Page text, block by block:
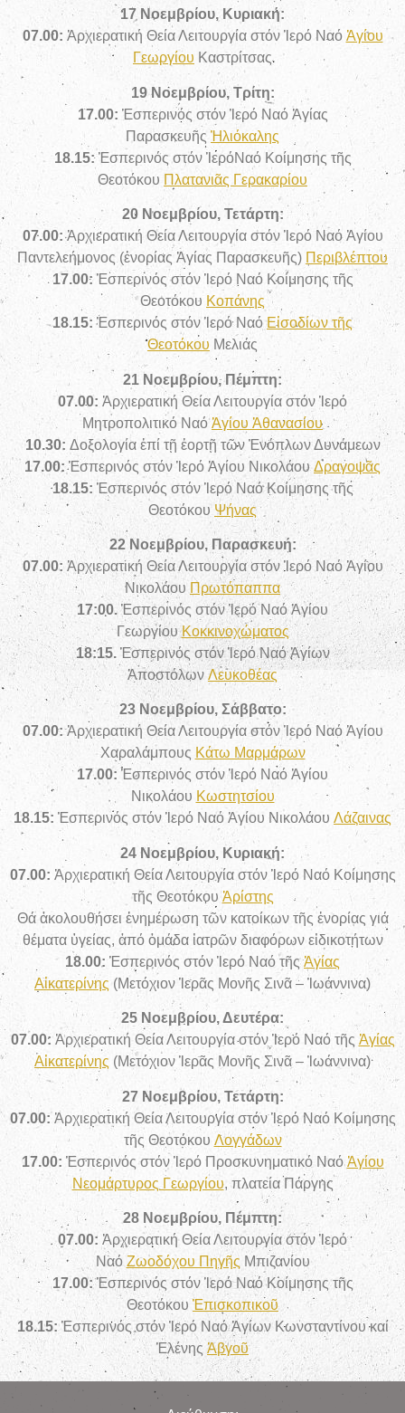
17 Νοεμβρίου, Κυριακή:
07.00: Ἀρχιερατική Θεία Λειτουργία στόν Ἱερό Ναό Ἁγίου
Γεωργίου Καστρίτσας
19 Νοεμβρίου, Τρίτη:
17.00: Ἑσπερινός στόν Ἱερό Ναό Ἁγίας
Παρασκευῆς Ἠλιόκαλης
18.15:Ἑσπερινός στόν ἹερόΝαό Κοίμησης τῆς
Θεοτόκου Πλατανιᾶς Γερακαρίου
20 Νοεμβρίου, Τετάρτη:
07.00:Ἀρχιερατική Θεία Λειτουργία στόν Ἱερό Ναό Ἁγίου
Παντελεήμονος (ἐνορίας Ἁγίας Παρασκευῆς) Περιβλέπτου
17.00: Ἑσπερινός στόν Ἱερό Ναό Κοίμησης τῆς
Θεοτόκου Κοπάνης
18.15:Ἑσπερινός στόν Ἱερό ΝαόΕἰσοδίων τῆς
Θεοτόκου Μελιάς
21 Νοεμβρίου, Πέμπτη:
07.00: Ἀρχιερατική Θεία Λειτουργία στόν Ἱερό
Μητροπολιτικό ΝαόἉγίου Ἀθανασίου
10.30: Δοξολογία ἐπί τῇ ἑορτῇ τῶν Ἐνόπλων Δυνάμεων
17.00:Ἑσπερινός στόν Ἱερό Ἁγίου ΝικολάουΔραγοψᾶς
18.15: Ἑσπερινός στόν Ἱερό Ναό Κοίμησης τῆς
Θεοτόκου Ψήνας
22 Νοεμβρίου, Παρασκευή:
07.00: Ἀρχιερατική Θεία Λειτουργία στόν Ἱερό Ναό Ἁγίου
Νικολάου Πρωτόπαππα
17:00. Ἑσπερινός στόν Ἱερό Ναό Ἁγίου
ΓεωργίουΚοκκινοχώματος
18:15. Ἑσπερινός στόν Ἱερό Ναό Ἁγίων
ἈποστόλωνΛευκοθέας
23 Νοεμβρίου, Σάββατο:
07.00:Ἀρχιερατική Θεία Λειτουργία στόν Ἱερό Ναό Ἁγίου
Χαραλάμπους Κάτω Μαρμάρων
17.00: Ἑσπερινός στόν Ἱερό Ναό Ἁγίου
Νικολάου Κωστητσίου
18.15: Ἑσπερινός στόν Ἱερό Ναό Ἁγίου Νικολάου Λάζαινας
24 Νοεμβρίου, Κυριακή:
07.00: Ἀρχιερατική Θεία Λειτουργία στόν Ἱερό Ναό Κοίμησης
τῆς Θεοτόκου Ἀρίστης
Θά ἀκολουθήσει ἐνημέρωση τῶν κατοίκων τῆς ἐνορίας γιά
θέματα ὑγείας, ἀπό ὁμάδα ἰατρῶν διαφόρων εἰδικοτήτων
18.00: Ἑσπερινός στόν Ἱερό Ναό τῆςἉγίας
Αἰκατερίνης (Μετόχιον Ἱερᾶς Μονῆς Σινᾶ – Ἰωάννινα)
25 Νοεμβρίου, Δευτέρα:
07.00: Ἀρχιερατική Θεία Λειτουργία στόν Ἱερό Ναό τῆς Ἁγίας
Αἰκατερίνης (Μετόχιον Ἱερᾶς Μονῆς Σινᾶ – Ἰωάννινα)
27 Νοεμβρίου, Τετάρτη:
07.00:Ἀρχιερατική Θεία Λειτουργία στόν Ἱερό Ναό Κοίμησης
τῆς Θεοτόκου Λογγάδων
17.00: Ἑσπερινός στόν Ἱερό Προσκυνηματικό ΝαόἉγίου
Νεομάρτυρος Γεωργίου, πλατεία Πάργης
28 Νοεμβρίου, Πέμπτη:
07.00: Ἀρχιερατική Θεία Λειτουργία στόν Ἱερό
Ναό Ζωοδόχου Πηγῆς Μπιζανίου
17.00:Ἑσπερινός στόν Ἱερό Ναό Κοίμησης τῆς
Θεοτόκου Ἐπισκοπικοῦ
18.15:Ἑσπερινός στόν Ἱερό Ναό Ἁγίων Κωνσταντίνου καί
Ἑλένης Ἀβγοῦ